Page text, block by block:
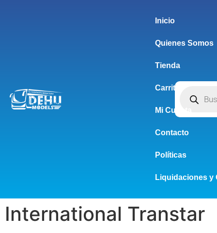
Inicio
Quienes Somos
Tienda
Carrito
Mi Cuenta
Contacto
Políticas
Liquidaciones y
International Transtar